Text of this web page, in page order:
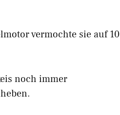
vermochte sie auf 10
noch immer